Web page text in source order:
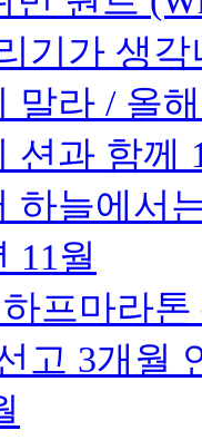
기가 생각
말라 / 올
션과 함께
하늘에서
11월
프마라톤
고 3개월